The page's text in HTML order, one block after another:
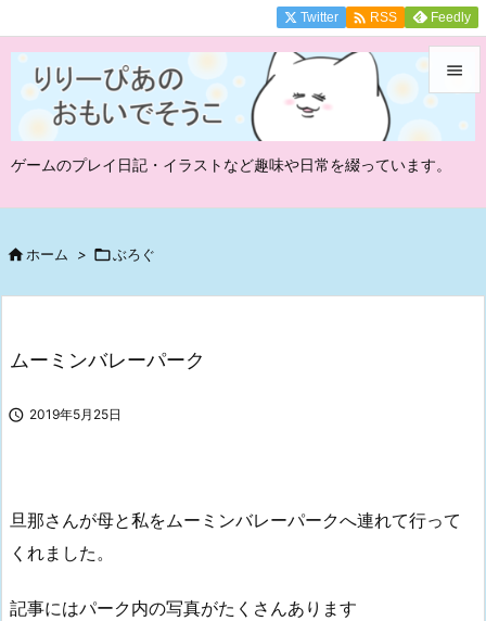
ゲームのプレイ日記・イラストなど趣味や日常を綴っています。

メニュ
Twitter  RSS Feedly
ホーム > ぶろぐ
ムーミンバレーパーク
 2019年5月25日
旦那さんが母と私をムーミンバレーパークへ連れて行って
くれました。
記事にはパーク内の写真がたくさんあります